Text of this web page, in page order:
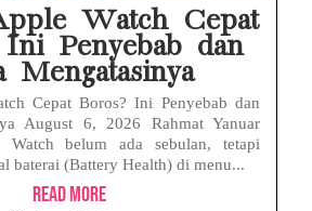
Watch Cepat
Penyebab dan
Mengatasinya
Cepat Boros? Ini Penyebab dan
August 6, 2026 Rahmat Yanuar
belum ada sebulan, tetapi
baterai (Battery Health) di menu...
Read More